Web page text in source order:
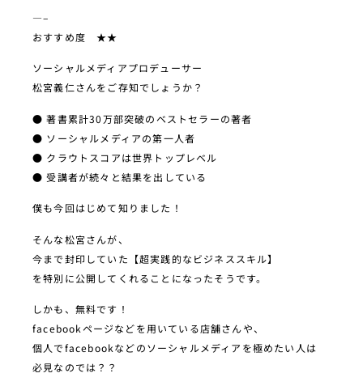
—–
おすすめ度 ★★
ソーシャルメディアプロデューサー
松宮義仁さんをご存知でしょうか？
● 著書累計30万部突破のベストセラーの著者
● ソーシャルメディアの第一人者
● クラウトスコアは世界トップレベル
● 受講者が続々と結果を出している
僕も今回はじめて知りました！
そんな松宮さんが、
今まで封印していた【超実践的なビジネススキル】
を特別に公開してくれることになったそうです。
しかも、無料です！
facebookページなどを用いている店舗さんや、
個人でfacebookなどのソーシャルメディアを極めたい人は
必見なのでは？？